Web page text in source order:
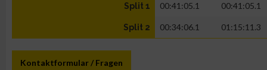
Split 1 00:41:05.1 00:41:05.1
Split 2 00:34:06.1 01:15:11.3
Kontaktformular / Fragen